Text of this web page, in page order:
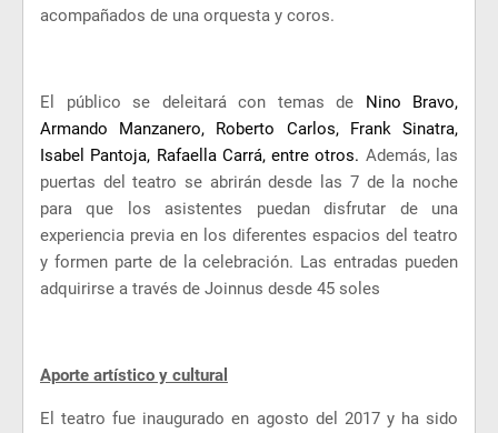
acompañados de una orquesta y coros.
El público se deleitará con temas de Nino Bravo,
Armando Manzanero, Roberto Carlos, Frank Sinatra,
Isabel Pantoja, Rafaella Carrá, entre otros. Además, las
puertas del teatro se abrirán desde las 7 de la noche
para que los asistentes puedan disfrutar de una
experiencia previa en los diferentes espacios del teatro
y formen parte de la celebración. Las entradas pueden
adquirirse a través de Joinnus desde 45 soles
Aporte artístico y cultural
El teatro fue inaugurado en agosto del 2017 y ha sido